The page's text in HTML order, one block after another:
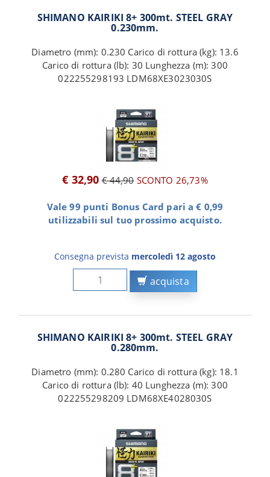
SHIMANO KAIRIKI 8+ 300mt. STEEL GRAY
0.230mm.
Diametro (mm): 0.230 Carico di rottura (kg): 13.6
Carico di rottura (lb): 30 Lunghezza (m): 300
022255298193 LDM68XE3023030S
€ 32,90 € 44,90SCONTO 26,73%
Vale 99 punti Bonus Card pari a € 0,99
utilizzabili sul tuo prossimo acquisto.
Consegna prevista mercoledì 12 agosto
acquista
SHIMANO KAIRIKI 8+ 300mt. STEEL GRAY
0.280mm.
Diametro (mm): 0.280 Carico di rottura (kg): 18.1
Carico di rottura (lb): 40 Lunghezza (m): 300
022255298209 LDM68XE4028030S